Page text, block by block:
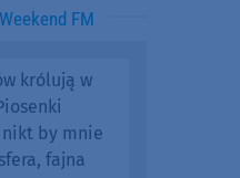
FM
królują w
nikt by mnie
fajna